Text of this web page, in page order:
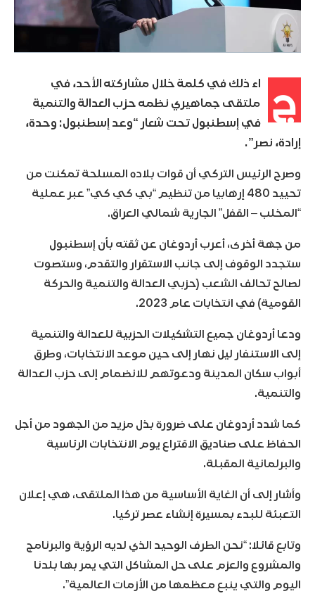
ج
اء ذلك في كلمة خلال مشاركته الأحد، في
ملتقى جماهيري نظمه حزب العدالة والتنمية
في إسطنبول تحت شعار “وعد إسطنبول: وحدة،
إرادة، نصر”.
وصرح الرئيس التركي أن قوات بلاده المسلحة تمكنت من
تحييد 480 إرهابيا من تنظيم “بي كي كي” عبر عملية
“المخلب – القفل” الجارية شمالي العراق.
من جهة أخرى، أعرب أردوغان عن ثقته بأن إسطنبول
ستجدد الوقوف إلى جانب الاستقرار والتقدم، وستصوت
لصالح تحالف الشعب (حزبي العدالة والتنمية والحركة
القومية) في انتخابات عام 2023.
ودعا أردوغان جميع التشكيلات الحزبية للعدالة والتنمية
إلى الاستنفار ليل نهار إلى حين موعد الانتخابات، وطرق
أبواب سكان المدينة ودعوتهم للانضمام إلى حزب العدالة
والتنمية.
كما شدد أردوغان على ضرورة بذل مزيد من الجهود من أجل
الحفاظ على صناديق الاقتراع يوم الانتخابات الرئاسية
والبرلمانية المقبلة.
وأشار إلى أن الغاية الأساسية من هذا الملتقى، هي إعلان
التعبئة للبدء بمسيرة إنشاء عصر تركيا.
وتابع قائلا: “نحن الطرف الوحيد الذي لديه الرؤية والبرنامج
والمشروع والعزم على حل المشاكل التي يمر بها بلدنا
اليوم والتي ينبع معظمها من الأزمات العالمية”.